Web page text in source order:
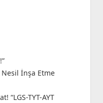
İnşa Etme
“LGS-TYT-AYT